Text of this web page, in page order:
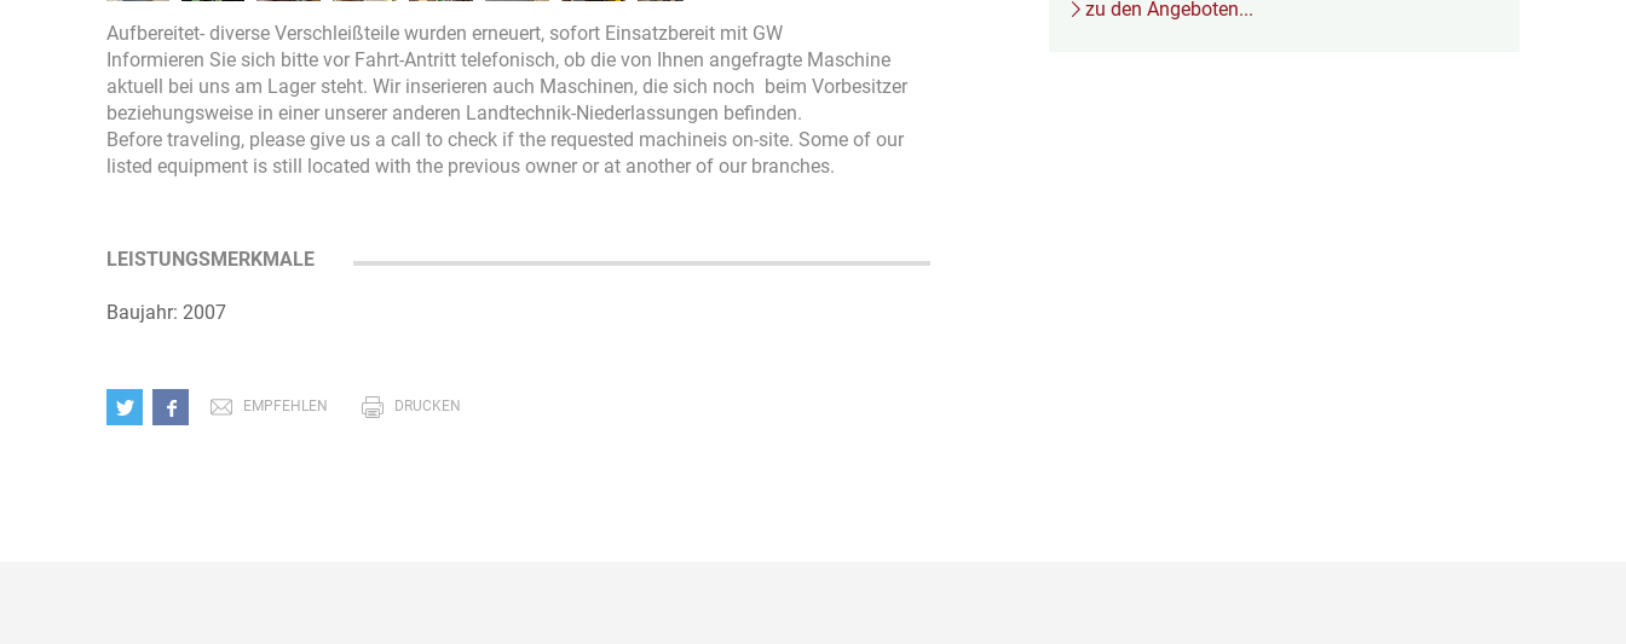
Aufbereitet- diverse Verschleißteile wurden erneuert, sofort Einsatzbereit mit GW
Informieren Sie sich bitte vor Fahrt-Antritt telefonisch, ob die von Ihnen angefragte Maschine
aktuell bei uns am Lager steht. Wir inserieren auch Maschinen, die sich noch beim Vorbesitzer
beziehungsweise in einer unserer anderen Landtechnik-Niederlassungen befinden.
Before traveling, please give us a call to check if the requested machineis on-site. Some of our
listed equipment is still located with the previous owner or at another of our branches.
LEISTUNGSMERKMALE
Baujahr: 2007
EMPFEHLEN DRUCKEN
zu den Angeboten...